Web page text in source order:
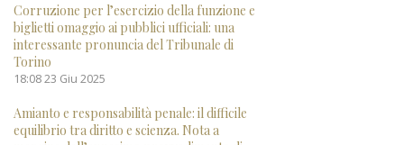
Corruzione per l’esercizio della funzione e
biglietti omaggio ai pubblici ufficiali: una
interessante pronuncia del Tribunale di
Torino
18:08 23 Giu 2025
Amianto e responsabilità penale: il difficile
equilibrio tra diritto e scienza. Nota a